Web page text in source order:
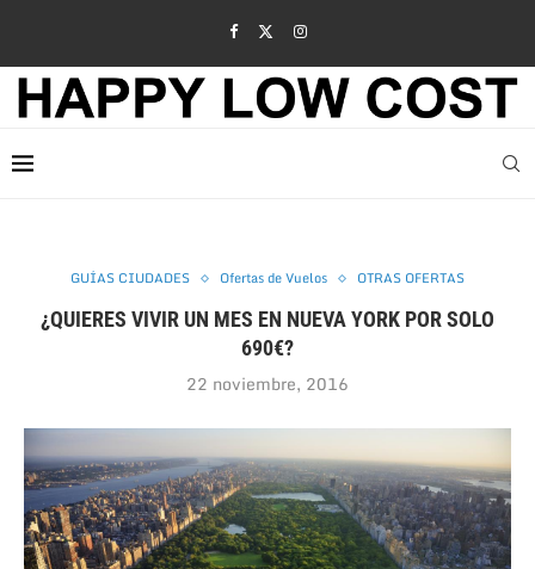
GUÍAS CIUDADES Ofertas de Vuelos OTRAS OFERTAS
¿QUIERES VIVIR UN MES EN NUEVA YORK POR SOLO
690€?
22 noviembre, 2016